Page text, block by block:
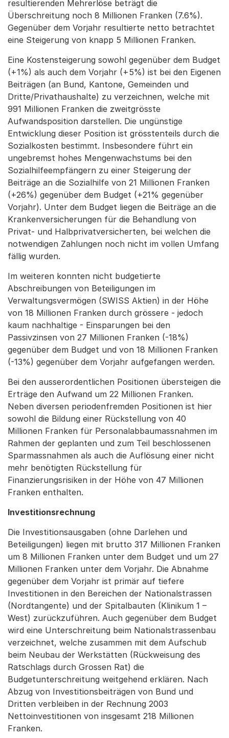
resultierenden Mehrerlöse beträgt die
Überschreitung noch 8 Millionen Franken (7.6%).
Gegenüber dem Vorjahr resultierte netto betrachtet
eine Steigerung von knapp 5 Millionen Franken.
Eine Kostensteigerung sowohl gegenüber dem Budget
(+1%) als auch dem Vorjahr (+5%) ist bei den Eigenen
Beiträgen (an Bund, Kantone, Gemeinden und
Dritte/Privathaushalte) zu verzeichnen, welche mit
991 Millionen Franken die zweitgrösste
Aufwandsposition darstellen. Die ungünstige
Entwicklung dieser Position ist grösstenteils durch die
Sozialkosten bestimmt. Insbesondere führt ein
ungebremst hohes Mengenwachstums bei den
Sozialhilfeempfängern zu einer Steigerung der
Beiträge an die Sozialhilfe von 21 Millionen Franken
(+26%) gegenüber dem Budget (+21% gegenüber
Vorjahr). Unter dem Budget liegen die Beiträge an die
Krankenversicherungen für die Behandlung von
Privat- und Halbprivatversicherten, bei welchen die
notwendigen Zahlungen noch nicht im vollen Umfang
fällig wurden.
Im weiteren konnten nicht budgetierte
Abschreibungen von Beteiligungen im
Verwaltungsvermögen (SWISS Aktien) in der Höhe
von 18 Millionen Franken durch grössere - jedoch
kaum nachhaltige - Einsparungen bei den
Passivzinsen von 27 Millionen Franken (-18%)
gegenüber dem Budget und von 18 Millionen Franken
(-13%) gegenüber dem Vorjahr aufgefangen werden.
Bei den ausserordentlichen Positionen übersteigen die
Erträge den Aufwand um 22 Millionen Franken.
Neben diversen periodenfremden Positionen ist hier
sowohl die Bildung einer Rückstellung von 40
Millionen Franken für Personalabbaumassnahmen im
Rahmen der geplanten und zum Teil beschlossenen
Sparmassnahmen als auch die Auflösung einer nicht
mehr benötigten Rückstellung für
Finanzierungsrisiken in der Höhe von 47 Millionen
Franken enthalten.
Investitionsrechnung
Die Investitionsausgaben (ohne Darlehen und
Beteiligungen) liegen mit brutto 317 Millionen Franken
um 8 Millionen Franken unter dem Budget und um 27
Millionen Franken unter dem Vorjahr. Die Abnahme
gegenüber dem Vorjahr ist primär auf tiefere
Investitionen in den Bereichen der Nationalstrassen
(Nordtangente) und der Spitalbauten (Klinikum 1 –
West) zurückzuführen. Auch gegenüber dem Budget
wird eine Unterschreitung beim Nationalstrassenbau
verzeichnet, welche zusammen mit dem Aufschub
beim Neubau der Werkstätten (Rückweisung des
Ratschlags durch Grossen Rat) die
Budgetunterschreitung weitgehend erklären. Nach
Abzug von Investitionsbeiträgen von Bund und
Dritten verbleiben in der Rechnung 2003
Nettoinvestitionen von insgesamt 218 Millionen
Franken.